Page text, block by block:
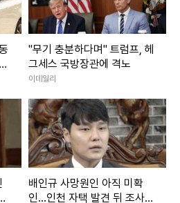
"무기 충분하다며" 트럼프, 헤
그세스 국방장관에 격노
이데일리
배인규 사망원인 아직 미확
인...인천 자택 발견 뒤 조사